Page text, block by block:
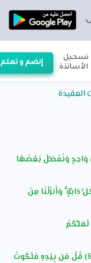
تسجيل
الأساتذة
إنضم و تعلم
العقيدة
وَاحِدٍ وَنُفَضِّلُ بَعْضَهَا
وَأَنزَلْنَا مِنَ
لَعَلَّكُمْ
" قُلْ مَن رَّبُّ السَّمَاوَاتِ السَّبْعِ وَرَبُّ الْعَرْشِ الْعَظِيمِ(86) سَيَقُولُونَ لِلَّهِ ۚ قُلْ أَفَلَا تَتَّقُونَ (87) قُلْ مَن بِيَدِهِ مَلَكُوتُ